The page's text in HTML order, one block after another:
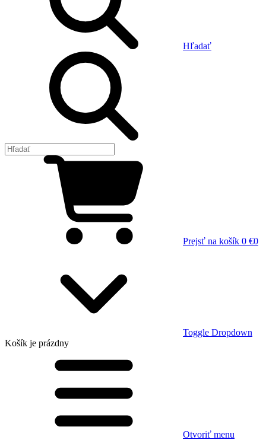
Hľadať
Prejsť na košík 0 €0
Toggle Dropdown
Košík je prázdny
Otvoriť menu